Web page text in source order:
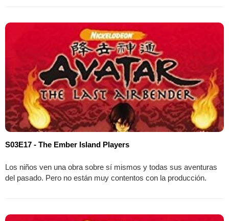
S03E17 - The Ember Island Players
Los niños ven una obra sobre sí mismos y todas sus aventuras
del pasado. Pero no están muy contentos con la producción.